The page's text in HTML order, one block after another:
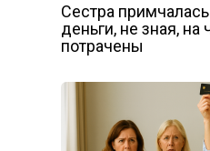
Сестра
деньги, не зная, на
потрачены